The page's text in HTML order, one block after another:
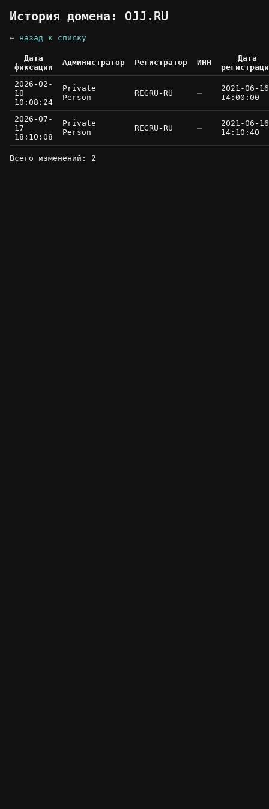
История домена: OJJ.RU
← назад к списку
Дата
фиксации
Администратор Регистратор ИНН
Дата
2026-02-
10
10:08:24
Private
Person
REGRU-RU —
2021-06-16
14:00:00
2026-07-
17
18:10:08
Private
Person
REGRU-RU —
2021-06-16
14:10:40
Всего изменений: 2